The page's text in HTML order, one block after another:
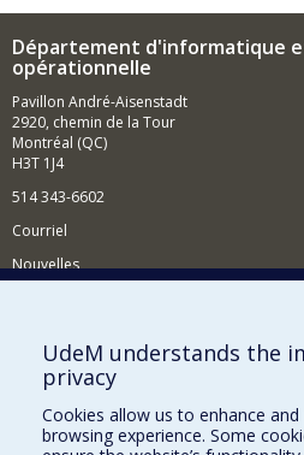
Département d'informatique
opérationnelle
Pavillon André-Aisenstadt
2920, chemin de la Tour
Montréal (QC)
H3T 1J4
514 343-6602
Courriel
Nouvelles
Comment soutenir le Département?
BESOIN D'AIDE?
Plan du site
Signaler une erreur
UdeM understands the
privacy
Cookies allow us to enhance
browsing experience. Some